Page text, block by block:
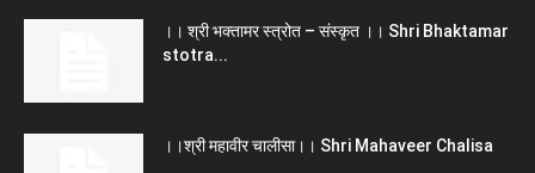
।। श्री भक्तामर स्त्रोत – संस्कृत ।। Shri Bhaktamar
stotra...
।।श्री महावीर चालीसा।। Shri Mahaveer Chalisa